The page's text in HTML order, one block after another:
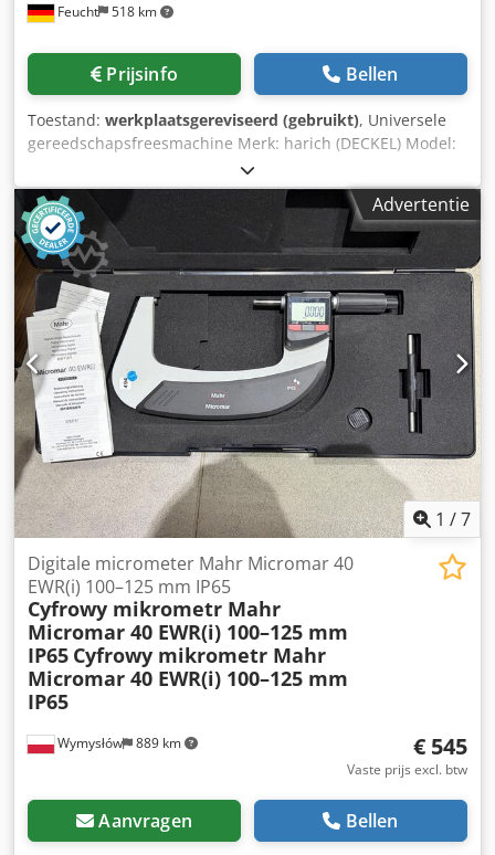
Feucht 518 km
Prijsinfo Bellen
Toestand: werkplaatsgereviseerd (gebruikt), Universele
gereedschapsfreesmachine Merk: harich (DECKEL) Model:
A (FP 1) Gereviseerd met CE-keurmerk Geometrische
inspectie met testrapport Met garantie Accessoires: - 3-
assige digitale uitlezing FAGOR Innova 30i-M - Vast
tafelblad of universele tafel - Verticale freeskop SK 40 -
Koelinstallatie - Bedieningshandleiding CE en
veiligheidsuitrusting: - Nieuwe machine-elektronica met
schakelkast - Elektronisch bewaakte beschermkap op de
verticale freeskop Dcodpfxodvdc Ie Ac Eok - Spanschildkap
met elektrische beveiliging - Aandrijfmotor met remfunctie
- Bedieningspaneel met noodstop, ontgrendel-, start- en
stopknop - Nieuwe documentatie voor machine en
schakelkast - CE-conformiteitsverklaring
Advertentie
1 /7
Wymysłów 889 km
Digitale micrometer Mahr Micromar 40
EWR(i) 100–125 mm IP65
Cyfrowy mikrometr Mahr
Micromar 40 EWR(i) 100–125 mm
IP65 Cyfrowy mikrometr Mahr
Micromar 40 EWR(i) 100–125 mm
IP65
€ 545
Vaste prijs excl. btw
Aanvragen Bellen